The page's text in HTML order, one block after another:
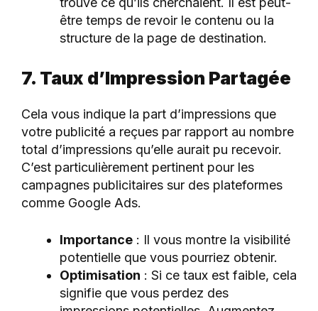
être temps de revoir le contenu ou la
structure de la page de destination.
7. Taux d’Impression Partagée
Cela vous indique la part d’impressions que
votre publicité a reçues par rapport au nombre
total d’impressions qu’elle aurait pu recevoir.
C’est particulièrement pertinent pour les
campagnes publicitaires sur des plateformes
comme Google Ads.
Importance : Il vous montre la visibilité
potentielle que vous pourriez obtenir.
Optimisation : Si ce taux est faible, cela
signifie que vous perdez des